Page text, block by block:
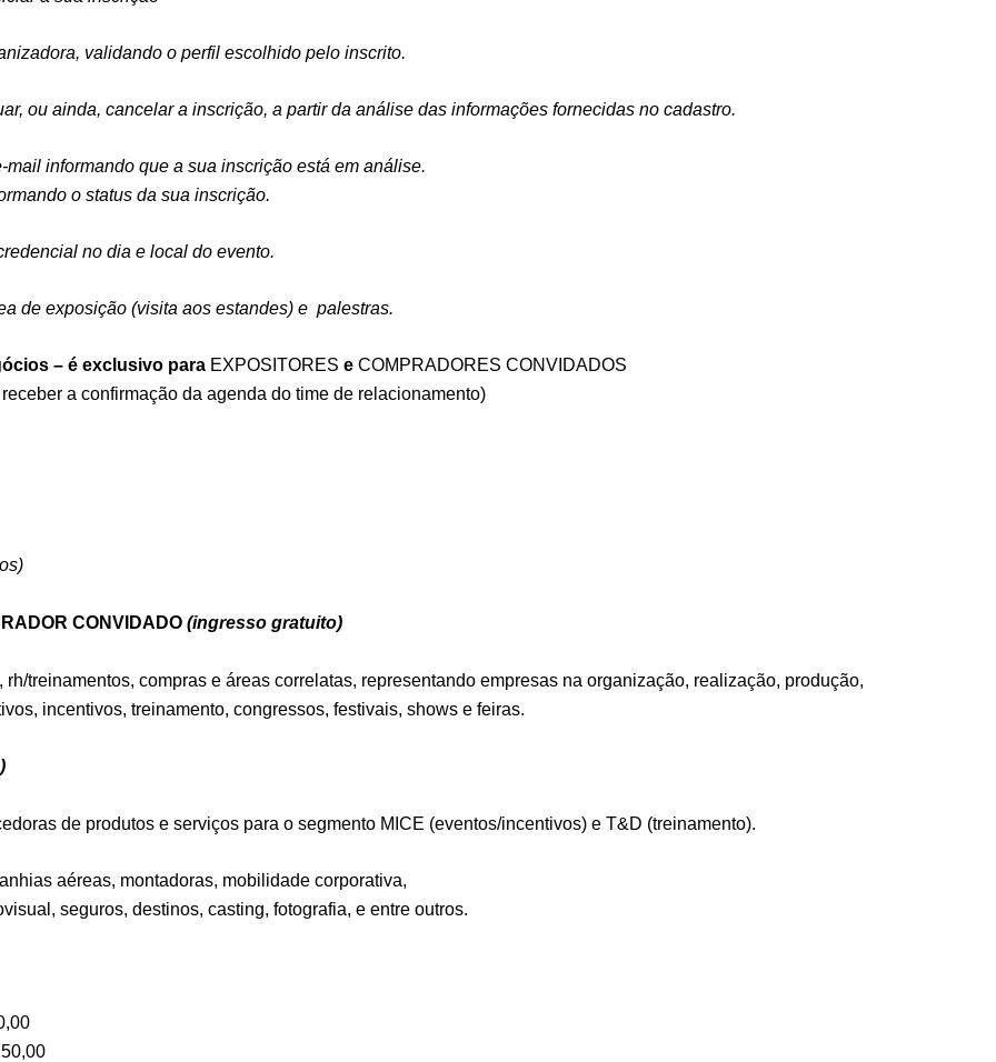
validando o perfil escolhido pelo inscrito.
ou ainda, cancelar a inscrição, a partir da análise das informações fornecidas no cadastro.
informando que a sua inscrição está em análise.
o status da sua inscrição.
no dia e local do evento.
de exposição (visita aos estandes) e palestras.
– é exclusivo para EXPOSITORES e COMPRADORES CONVIDADOS
a confirmação da agenda do time de relacionamento)
CONVIDADO (ingresso gratuito)
treinamentos, compras e áreas correlatas, representando empresas na organização, realização, produção,
incentivos, treinamento, congressos, festivais, shows e feiras.
de produtos e serviços para o segmento MICE (eventos/incentivos) e T&D (treinamento).
aéreas, montadoras, mobilidade corporativa,
seguros, destinos, casting, fotografia, e entre outros.